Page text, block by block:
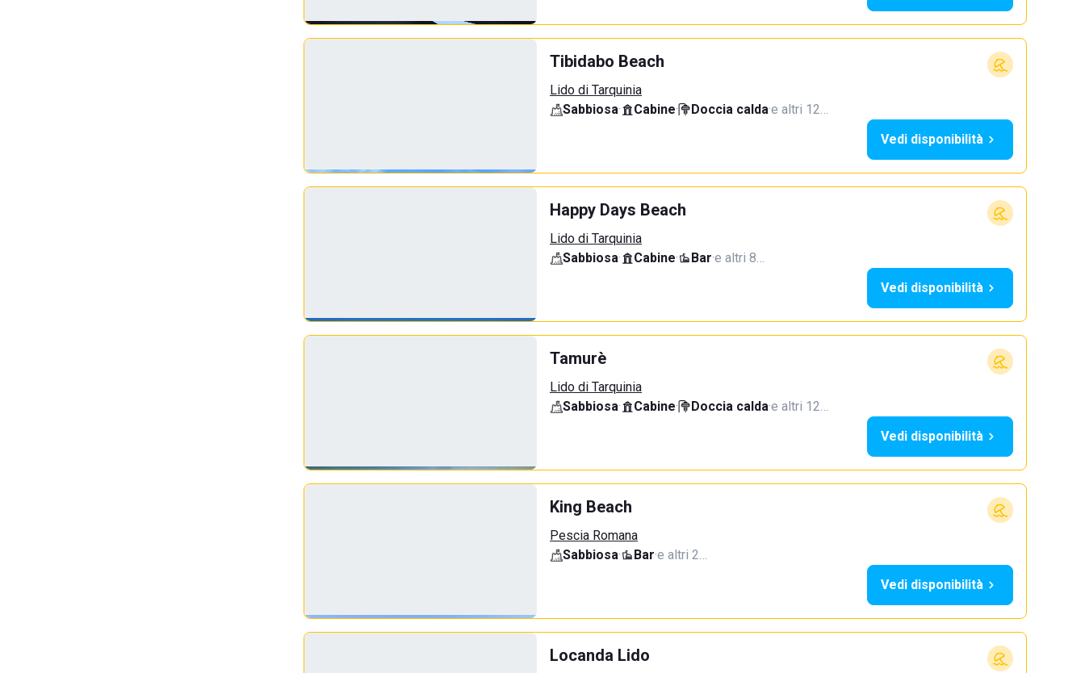
Tibidabo Beach
Lido di Tarquinia
Sabbiosa· Cabine· Doccia calda·e altri 12…
Vedi disponibilità
Happy Days Beach
Lido di Tarquinia
Sabbiosa· Cabine· Bar·e altri 8…
Vedi disponibilità
Tamurè
Lido di Tarquinia
Sabbiosa· Cabine· Doccia calda·e altri 12…
Vedi disponibilità
King Beach
Pescia Romana
Sabbiosa· Bar·e altri 2…
Vedi disponibilità
Locanda Lido